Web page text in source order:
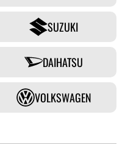
SUZUKI
DAIHATSU
VOLKSWAGEN